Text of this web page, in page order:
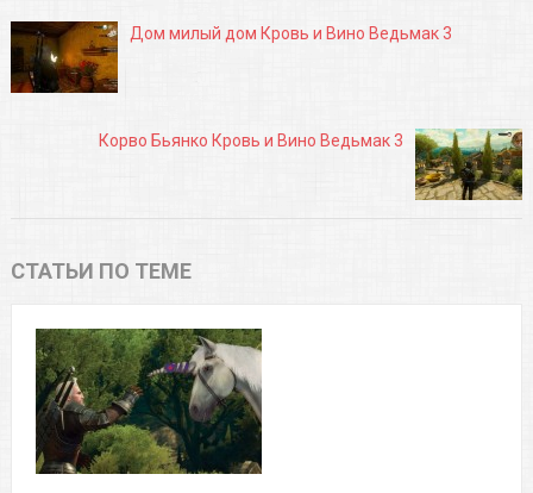
Дом милый дом Кровь и Вино Ведьмак 3
Корво Бьянко Кровь и Вино Ведьмак 3
СТАТЬИ ПО ТЕМЕ